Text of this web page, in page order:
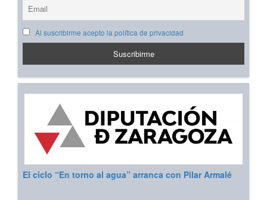
Al suscribirme acepto la política de privacidad
El ciclo “En torno al agua” arranca con Pilar Armalé